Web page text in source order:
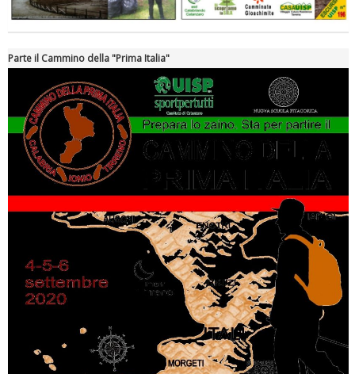
Parte il Cammino della "Prima Italia"